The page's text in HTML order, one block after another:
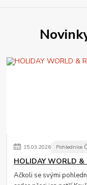
15.03.2026 Pohlednice
HOLIDAY WORLD
Ačkoli se svými